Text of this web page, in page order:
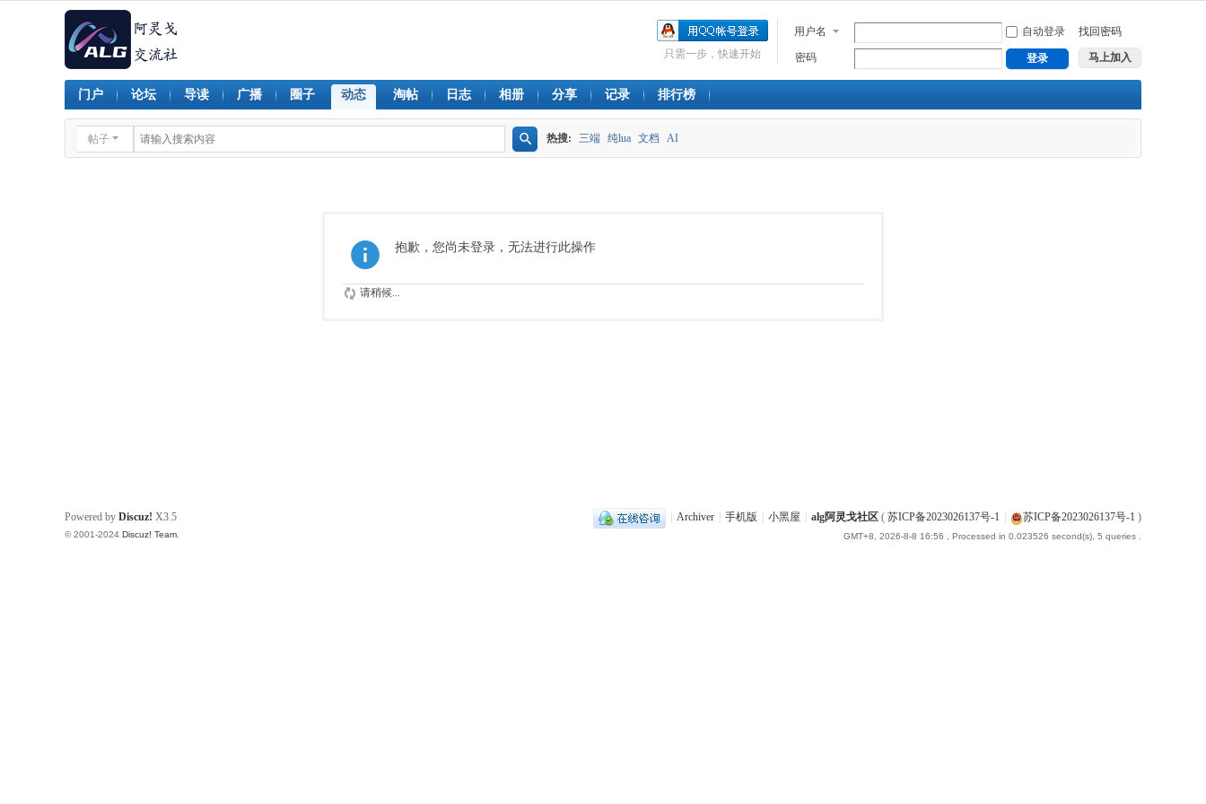
用户名 自动登录 找回密码
密码 登录 马上加入
只需一步，快速开始
门户 论坛 导读 广播 圈子 动态 淘帖 日志 相册 分享 记录 排行榜
帖子 热搜: 三端 纯lua 文档 AI
抱歉，您尚未登录，无法进行此操作
请稍候...
Archiver 手机版 小黑屋 alg阿灵戈社区 ( 苏ICP备2023026137号-1 苏ICP备2023026137号-1 )
GMT+8, 2026-8-8 16:56 , Processed in 0.023526 second(s), 5 queries .
Powered by Discuz! X3.5
© 2001-2024 Discuz! Team